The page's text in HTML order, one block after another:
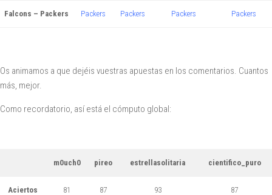
Falcons – Packers Packers Packers Packers Packers
Os animamos a que dejéis vuestras apuestas en los comentarios. Cuantos
más, mejor.
Como recordatorio, así está el cómputo global:
m0uch0 pireo estrellasolitaria cientifico_puro
Aciertos 81 87 93 87